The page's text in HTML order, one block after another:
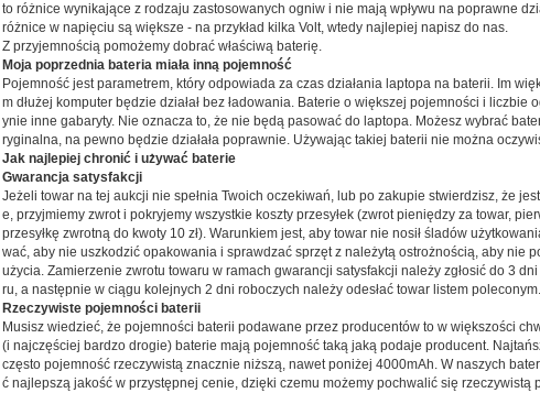
to różnice wynikające z rodzaju zastosowanych ogniw i nie mają wpływu na poprawne
różnice w napięciu są większe - na przykład kilka Volt, wtedy najlepiej napisz do nas.
Z przyjemnością pomożemy dobrać właściwą baterię.
Moja poprzednia bateria miała inną pojemność
Pojemność jest parametrem, który odpowiada za czas działania laptopa na baterii. Im
m dłużej komputer będzie działał bez ładowania. Baterie o większej pojemności i liczbie
ynie inne gabaryty. Nie oznacza to, że nie będą pasować do laptopa. Możesz wybrać
ryginalna, na pewno będzie działała poprawnie. Używając takiej baterii nie można
Jak najlepiej chronić i używać baterie
Gwarancja satysfakcji
Jeżeli towar na tej aukcji nie spełnia Twoich oczekiwań, lub po zakupie stwierdzisz, że
e, przyjmiemy zwrot i pokryjemy wszystkie koszty przesyłek (zwrot pieniędzy za towar,
przesyłkę zwrotną do kwoty 10 zł). Warunkiem jest, aby towar nie nosił śladów
wać, aby nie uszkodzić opakowania i sprawdzać sprzęt z należytą ostrożnością, aby nie
użycia. Zamierzenie zwrotu towaru w ramach gwarancji satysfakcji należy zgłosić do 3
ru, a następnie w ciągu kolejnych 2 dni roboczych należy odesłać towar listem poleconym.
Rzeczywiste pojemności baterii
Musisz wiedzieć, że pojemności baterii podawane przez producentów to w większości
(i najczęściej bardzo drogie) baterie mają pojemność taką jaką podaje producent.
często pojemność rzeczywistą znacznie niższą, nawet poniżej 4000mAh. W naszych
ć najlepszą jakość w przystępnej cenie, dzięki czemu możemy pochwalić się rzeczywistą